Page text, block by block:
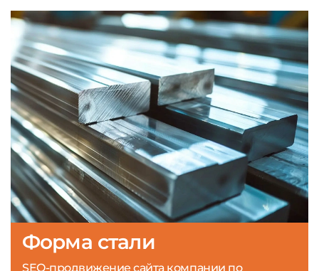
Форма стали
SEO-продвижение сайта компании по